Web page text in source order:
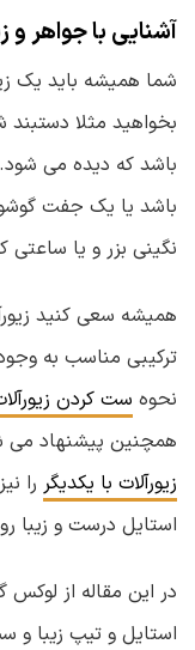
آشنایی با جواهر و
شما همیشه باید یک
بخواهید مثلا
باشد که دیده می
باشد یا یک جفت
نگینی بزر و یا ساعتی
همیشه سعی کنید
ترکیبی مناسب به وجود
نحوه ست کردن
همچنین پیشنهاد می
زیورآلات با یکدیگر را
استایل درست و زیبا
استایل و تیپ زیبا و